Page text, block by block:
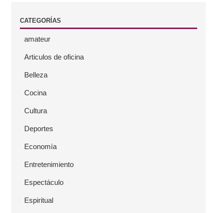
CATEGORÍAS
amateur
Articulos de oficina
Belleza
Cocina
Cultura
Deportes
Economía
Entretenimiento
Espectáculo
Espiritual